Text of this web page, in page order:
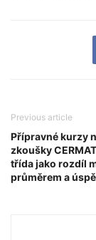
Previous article
Přípravné kurzy
zkoušky
třída jako rozdíl
průměrem a